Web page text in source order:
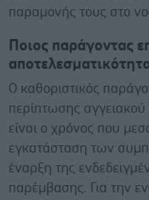
παραμονής τους στο
Ποιος παράγοντας
Ο καθοριστικός
περίπτωσης αγγειακού
είναι ο χρόνος που
εγκατάσταση των
έναρξη της
παρέμβασης. Για την